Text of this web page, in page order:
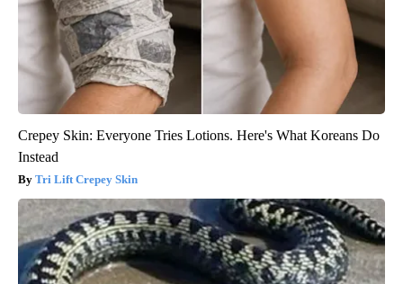
Crepey Skin: Everyone Tries Lotions. Here's What Koreans Do
Instead
Tri Lift Crepey Skin